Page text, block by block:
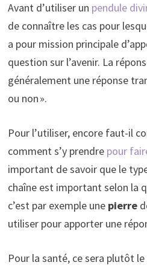
Avant d’utiliser un pendule
de connaître les cas pour
a pour mission principale
question sur l’avenir. La
généralement une réponse
ou non ».
Pour l’utiliser, encore faut-il
comment s’y prendre pour
important de savoir que le
chaîne est important selon la
c’est par exemple une pierre
utiliser pour apporter une
Pour la santé, ce sera plutôt